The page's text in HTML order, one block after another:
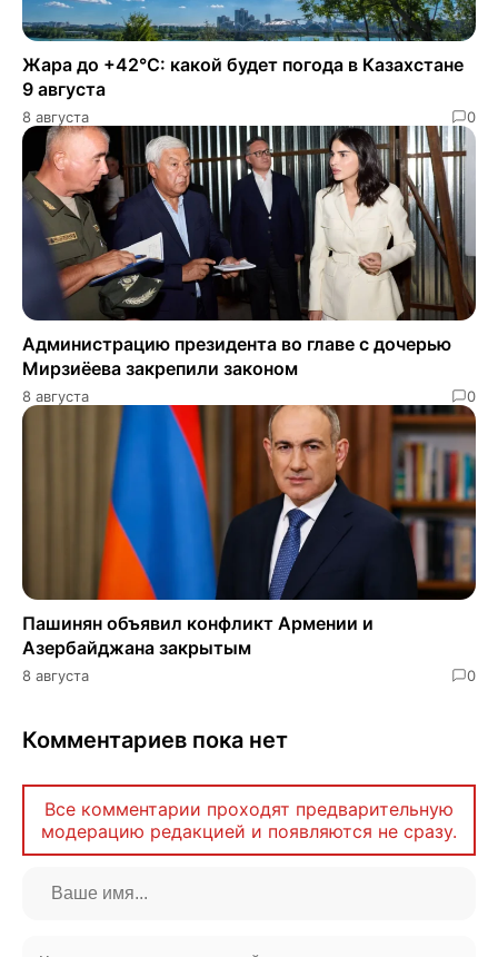
Жара до +42°C: какой будет погода в Казахстане
9 августа
8 августа 0
Администрацию президента во главе с дочерью
Мирзиёева закрепили законом
8 августа 0
Пашинян объявил конфликт Армении и
Азербайджана закрытым
8 августа 0
Комментариев пока нет
Все комментарии проходят предварительную
модерацию редакцией и появляются не сразу.